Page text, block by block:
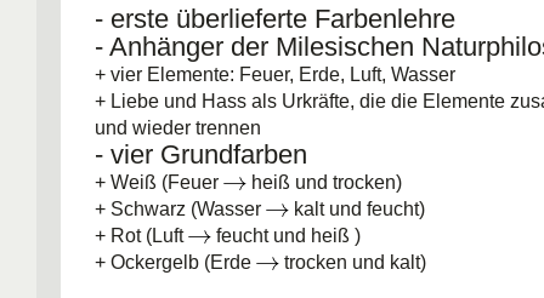
- erste überlieferte Farbenlehre
- Anhänger der Milesischen
+ vier Elemente: Feuer, Erde, Luft, Wasser
+ Liebe und Hass als Urkräfte, die die Elemente
und wieder trennen
- vier Grundfarben
+ Weiß (Feuer
heiß und trocken)
+ Schwarz (Wasser
kalt und feucht)
+ Rot (Luft
feucht und heiß )
+ Ockergelb (Erde
trocken und kalt)